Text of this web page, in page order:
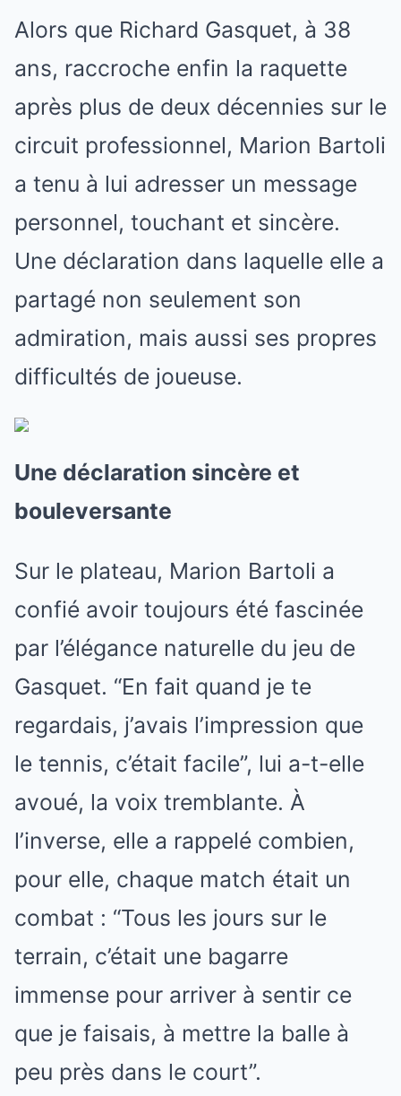
Alors que Richard Gasquet, à 38
ans, raccroche enfin la raquette
après plus de deux décennies sur le
circuit professionnel, Marion Bartoli
a tenu à lui adresser un message
personnel, touchant et sincère.
Une déclaration dans laquelle elle a
partagé non seulement son
admiration, mais aussi ses propres
difficultés de joueuse.
Une déclaration sincère et
bouleversante
Sur le plateau, Marion Bartoli a
confié avoir toujours été fascinée
par l’élégance naturelle du jeu de
Gasquet. “En fait quand je te
regardais, j’avais l’impression que
le tennis, c’était facile”, lui a-t-elle
avoué, la voix tremblante. À
l’inverse, elle a rappelé combien,
pour elle, chaque match était un
combat : “Tous les jours sur le
terrain, c’était une bagarre
immense pour arriver à sentir ce
que je faisais, à mettre la balle à
peu près dans le court”.